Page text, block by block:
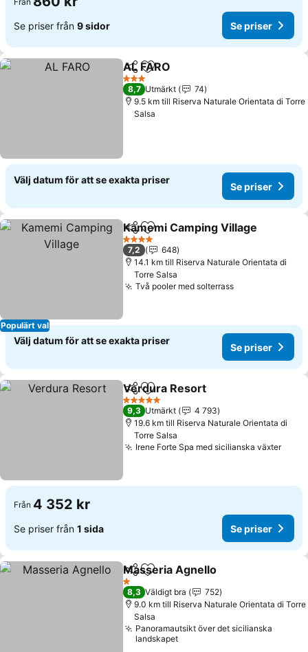
Se priser från 9 sidor Se priser
Dela Lägg till i Mina Favoriter
AL FARO
3 Stjärnor
8,7 Utmärkt
74
9.5 km till Riserva Naturale Orientata di Torre
Salsa
Välj datum för att se exakta priser
Se priser
Populärt val
Dela Lägg till i Mina Favoriter
Kamemi Camping Village
4 Stjärnor
7,2
648
14.1 km till Riserva Naturale Orientata di
Torre Salsa
Två pooler med solterrass
Välj datum för att se exakta priser
Se priser
Dela Lägg till i Mina Favoriter
Verdura Resort
5 Stjärnor
9,3 Utmärkt
4 793
19.6 km till Riserva Naturale Orientata di
Torre Salsa
Irene Forte Spa med sicilianska växter
Från 4 352 kr
Se priser från 1 sida Se priser
Dela Lägg till i Mina Favoriter
Masseria Agnello
1 Stjärnor
8,3 Väldigt bra
752
9.0 km till Riserva Naturale Orientata di Torre
Salsa
Panoramautsikt över det sicilianska
landskapet